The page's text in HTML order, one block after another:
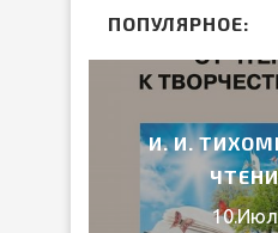
ПОПУЛЯРНОЕ:
И. И.